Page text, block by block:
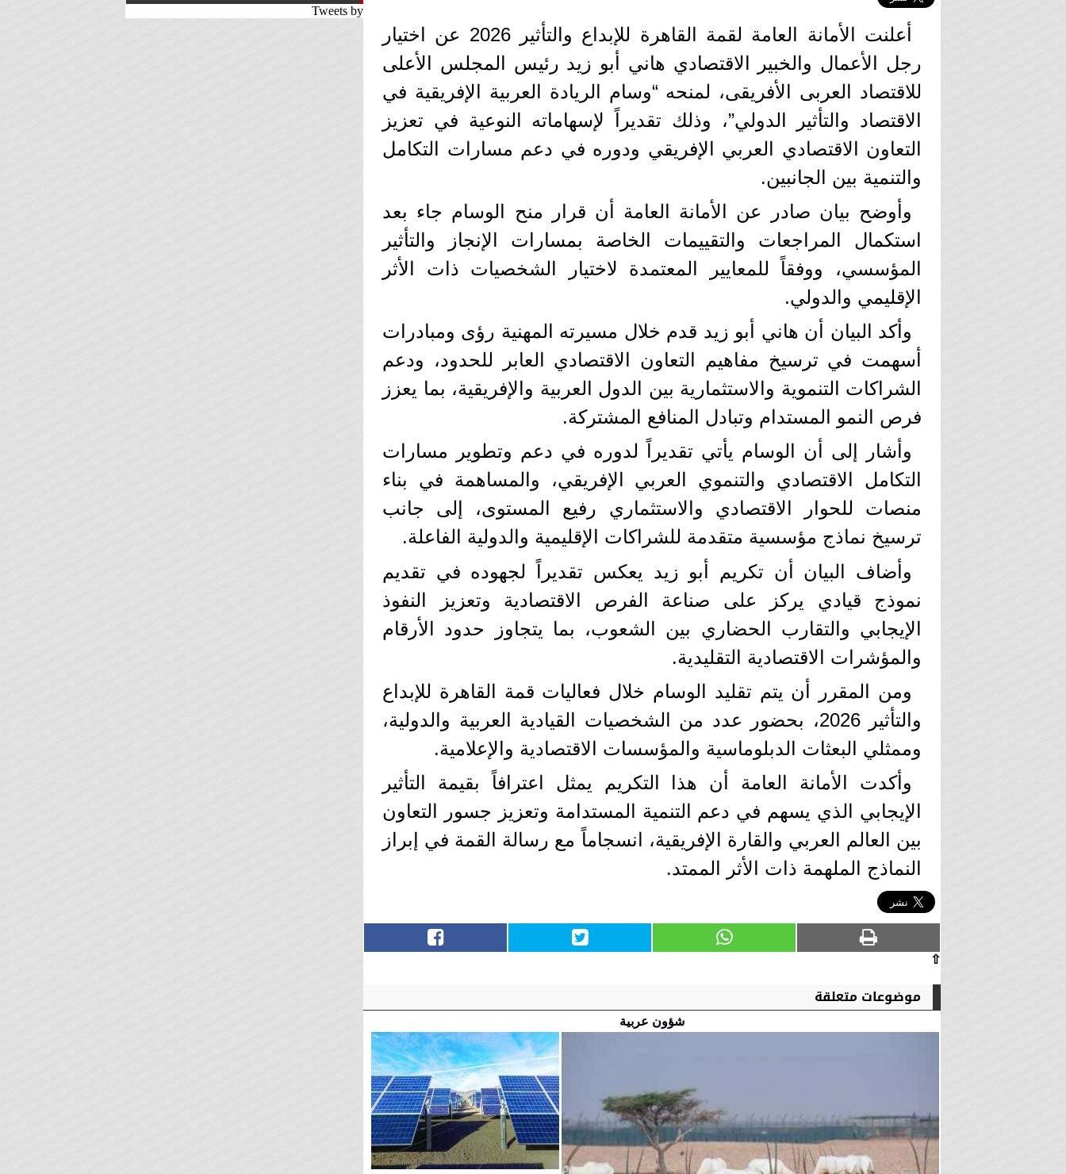
أعلنت الأمانة العامة لقمة القاهرة للإبداع والتأثير 2026 عن اختيار
رجل الأعمال والخبير الاقتصادي هاني أبو زيد رئيس المجلس الأعلى
للاقتصاد العربى الأفريقى، لمنحه “وسام الريادة العربية الإفريقية في
الاقتصاد والتأثير الدولي”، وذلك تقديراً لإسهاماته النوعية في تعزيز
التعاون الاقتصادي العربي الإفريقي ودوره في دعم مسارات التكامل
والتنمية بين الجانبين.
وأوضح بيان صادر عن الأمانة العامة أن قرار منح الوسام جاء بعد
استكمال المراجعات والتقييمات الخاصة بمسارات الإنجاز والتأثير
المؤسسي، ووفقاً للمعايير المعتمدة لاختيار الشخصيات ذات الأثر
الإقليمي والدولي.
وأكد البيان أن هاني أبو زيد قدم خلال مسيرته المهنية رؤى ومبادرات
أسهمت في ترسيخ مفاهيم التعاون الاقتصادي العابر للحدود، ودعم
الشراكات التنموية والاستثمارية بين الدول العربية والإفريقية، بما يعزز
فرص النمو المستدام وتبادل المنافع المشتركة.
وأشار إلى أن الوسام يأتي تقديراً لدوره في دعم وتطوير مسارات
التكامل الاقتصادي والتنموي العربي الإفريقي، والمساهمة في بناء
منصات للحوار الاقتصادي والاستثماري رفيع المستوى، إلى جانب
ترسيخ نماذج مؤسسية متقدمة للشراكات الإقليمية والدولية الفاعلة.
وأضاف البيان أن تكريم أبو زيد يعكس تقديراً لجهوده في تقديم
نموذج قيادي يركز على صناعة الفرص الاقتصادية وتعزيز النفوذ
الإيجابي والتقارب الحضاري بين الشعوب، بما يتجاوز حدود الأرقام
والمؤشرات الاقتصادية التقليدية.
ومن المقرر أن يتم تقليد الوسام خلال فعاليات قمة القاهرة للإبداع
والتأثير 2026، بحضور عدد من الشخصيات القيادية العربية والدولية،
وممثلي البعثات الدبلوماسية والمؤسسات الاقتصادية والإعلامية.
وأكدت الأمانة العامة أن هذا التكريم يمثل اعترافاً بقيمة التأثير
الإيجابي الذي يسهم في دعم التنمية المستدامة وتعزيز جسور التعاون
بين العالم العربي والقارة الإفريقية، انسجاماً مع رسالة القمة في إبراز
النماذج الملهمة ذات الأثر الممتد.
⇧
موضوعات متعلقة
شؤون عربية
Tweets by